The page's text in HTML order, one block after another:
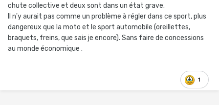
chute collective et deux sont dans un état grave.
Il n'y aurait pas comme un problème à régler dans ce sport, plus
dangereux que la moto et le sport automobile (oreillettes,
braquets, freins, que sais je encore). Sans faire de concessions
au monde économique .
1